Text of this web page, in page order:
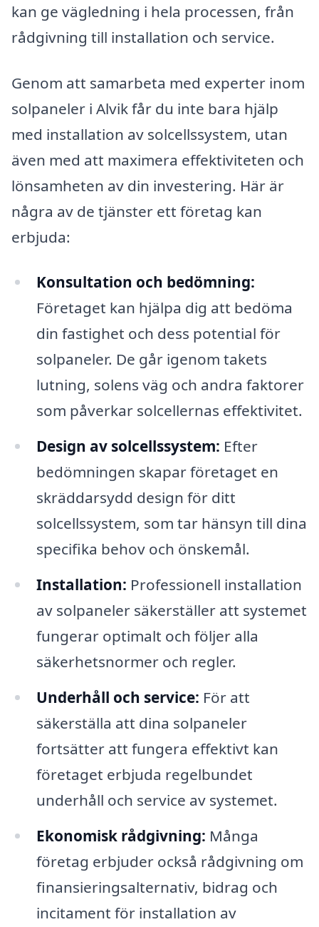
kan ge vägledning i hela processen, från
rådgivning till installation och service.
Genom att samarbeta med experter inom
solpaneler i Alvik får du inte bara hjälp
med installation av solcellssystem, utan
även med att maximera effektiviteten och
lönsamheten av din investering. Här är
några av de tjänster ett företag kan
erbjuda:
Konsultation och bedömning:
Företaget kan hjälpa dig att bedöma
din fastighet och dess potential för
solpaneler. De går igenom takets
lutning, solens väg och andra faktorer
som påverkar solcellernas effektivitet.
Design av solcellssystem: Efter
bedömningen skapar företaget en
skräddarsydd design för ditt
solcellssystem, som tar hänsyn till dina
specifika behov och önskemål.
Installation: Professionell installation
av solpaneler säkerställer att systemet
fungerar optimalt och följer alla
säkerhetsnormer och regler.
Underhåll och service: För att
säkerställa att dina solpaneler
fortsätter att fungera effektivt kan
företaget erbjuda regelbundet
underhåll och service av systemet.
Ekonomisk rådgivning: Många
företag erbjuder också rådgivning om
finansieringsalternativ, bidrag och
incitament för installation av